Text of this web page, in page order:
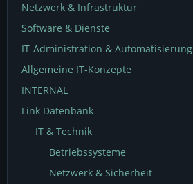
Netzwerk & Infrastruktur
Software & Dienste
IT-Administration & Automatisierung
Allgemeine IT-Konzepte
INTERNAL
Link Datenbank
IT & Technik
Betriebssysteme
Netzwerk & Sicherheit